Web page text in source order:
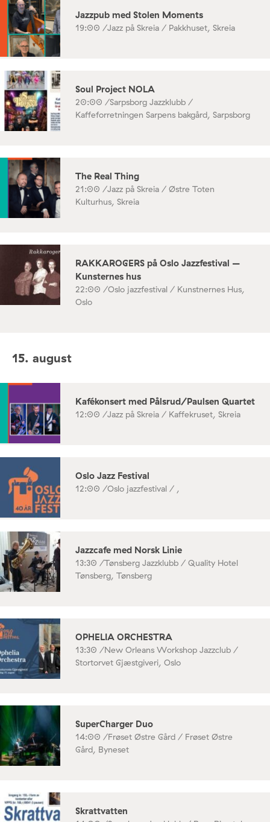
Jazzpub med Stolen Moments
19:00 /Jazz på Skreia / Pakkhuset, Skreia
Soul Project NOLA
20:00 /Sarpsborg Jazzklubb /
Kaffeforretningen Sarpens bakgård, Sarpsborg
The Real Thing
21:00 /Jazz på Skreia / Østre Toten
Kulturhus, Skreia
RAKKAROGERS på Oslo Jazzfestival –
Kunsternes hus
22:00 /Oslo jazzfestival / Kunstnernes Hus,
Oslo
15. august
Kafékonsert med Pålsrud/Paulsen Quartet
12:00 /Jazz på Skreia / Kaffekruset, Skreia
Oslo Jazz Festival
12:00 /Oslo jazzfestival / ,
Jazzcafe med Norsk Linie
13:30 /Tønsberg Jazzklubb / Quality Hotel
Tønsberg, Tønsberg
OPHELIA ORCHESTRA
13:30 /New Orleans Workshop Jazzclub /
Stortorvet Gjæstgiveri, Oslo
SuperCharger Duo
14:00 /Frøset Østre Gård / Frøset Østre
Gård, Byneset
Skrattvatten